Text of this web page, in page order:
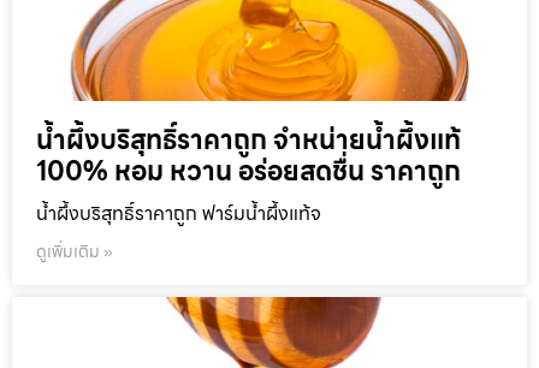
น้ำผึ้งบริสุทธิ์ราคาถูก จำหน่ายน้ำผึ้งแท้
100% หอม หวาน อร่อยสดชื่น ราคาถูก
น้ำผึ้งบริสุทธิ์ราคาถูก ฟาร์มน้ำผึ้งแท้จ
ดูเพิ่มเติม »